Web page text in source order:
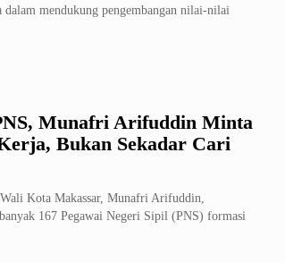
mendukung pengembangan nilai-nilai
Munafri Arifuddin Minta
Bukan Sekadar Cari
Kota Makassar, Munafri Arifuddin,
167 Pegawai Negeri Sipil (PNS) formasi